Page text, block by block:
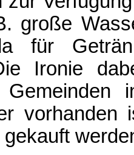
große
für
Ironie
vorhanden